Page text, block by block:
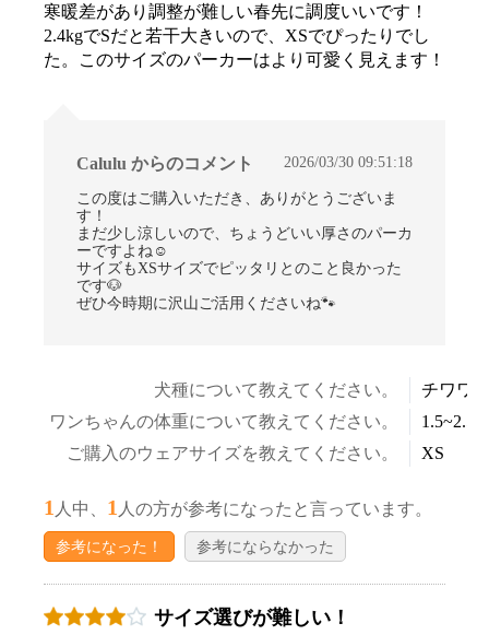
寒暖差があり調整が難しい春先に調度いいです！
2.4kgでSだと若干大きいので、XSでぴったりでし
た。このサイズのパーカーはより可愛く見えます！
Calulu からのコメント 2026/03/30 09:51:18
この度はご購入いただき、ありがとうございま
す！
まだ少し涼しいので、ちょうどいい厚さのパーカ
ーですよね☺
サイズもXSサイズでピッタリとのこと良かった
です🐶
ぜひ今時期に沢山ご活用くださいね🐾
犬種について教えてください。
チワワ
ワンちゃんの体重について教えてください。
ご購入のウェアサイズを教えてください。
XS
1 人中、 1 人の方が参考になったと言っています。
参考になった！ 参考にならなかった
サイズ選びが難しい！